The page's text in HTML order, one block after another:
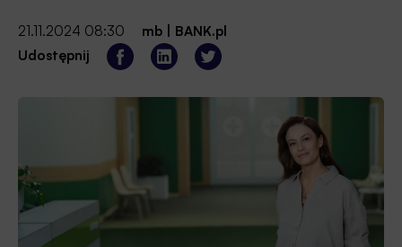
21.11.2024 08:30 mb
BANK.pl
Udostępnij